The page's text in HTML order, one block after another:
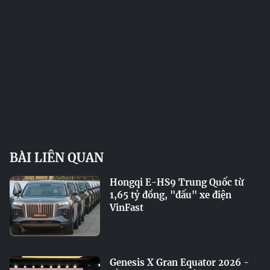
BÀI LIÊN QUAN
Hongqi E-HS9 Trung Quốc từ
1,65 tỷ đồng, "đấu" xe điện
VinFast
Genesis X Gran Equator 2026 -